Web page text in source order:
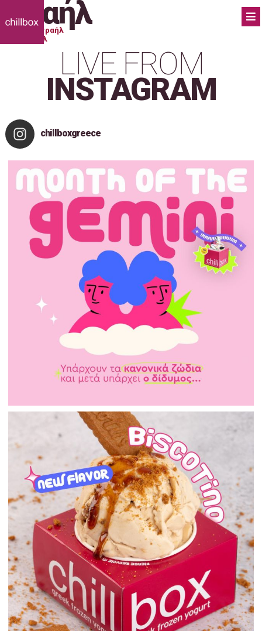
Ισραήλ
Πλοήγηση
Ισραήλ
Ισραήλ
LIVE FROM
INSTAGRAM
chillboxgreece